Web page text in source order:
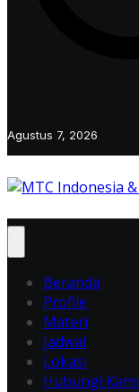
Agustus 7, 2026
Beranda
Profile
Materi
Jadwal
Lokasi
Hubungi Kami